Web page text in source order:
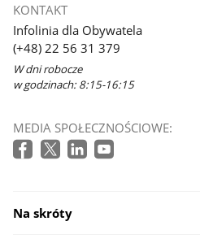
się
w
nowym
oknie
KONTAKT
Infolinia dla Obywatela
(+48) 22 56 31 379
W dni robocze
w godzinach: 8:15-16:15
MEDIA SPOŁECZNOŚCIOWE:
Na skróty